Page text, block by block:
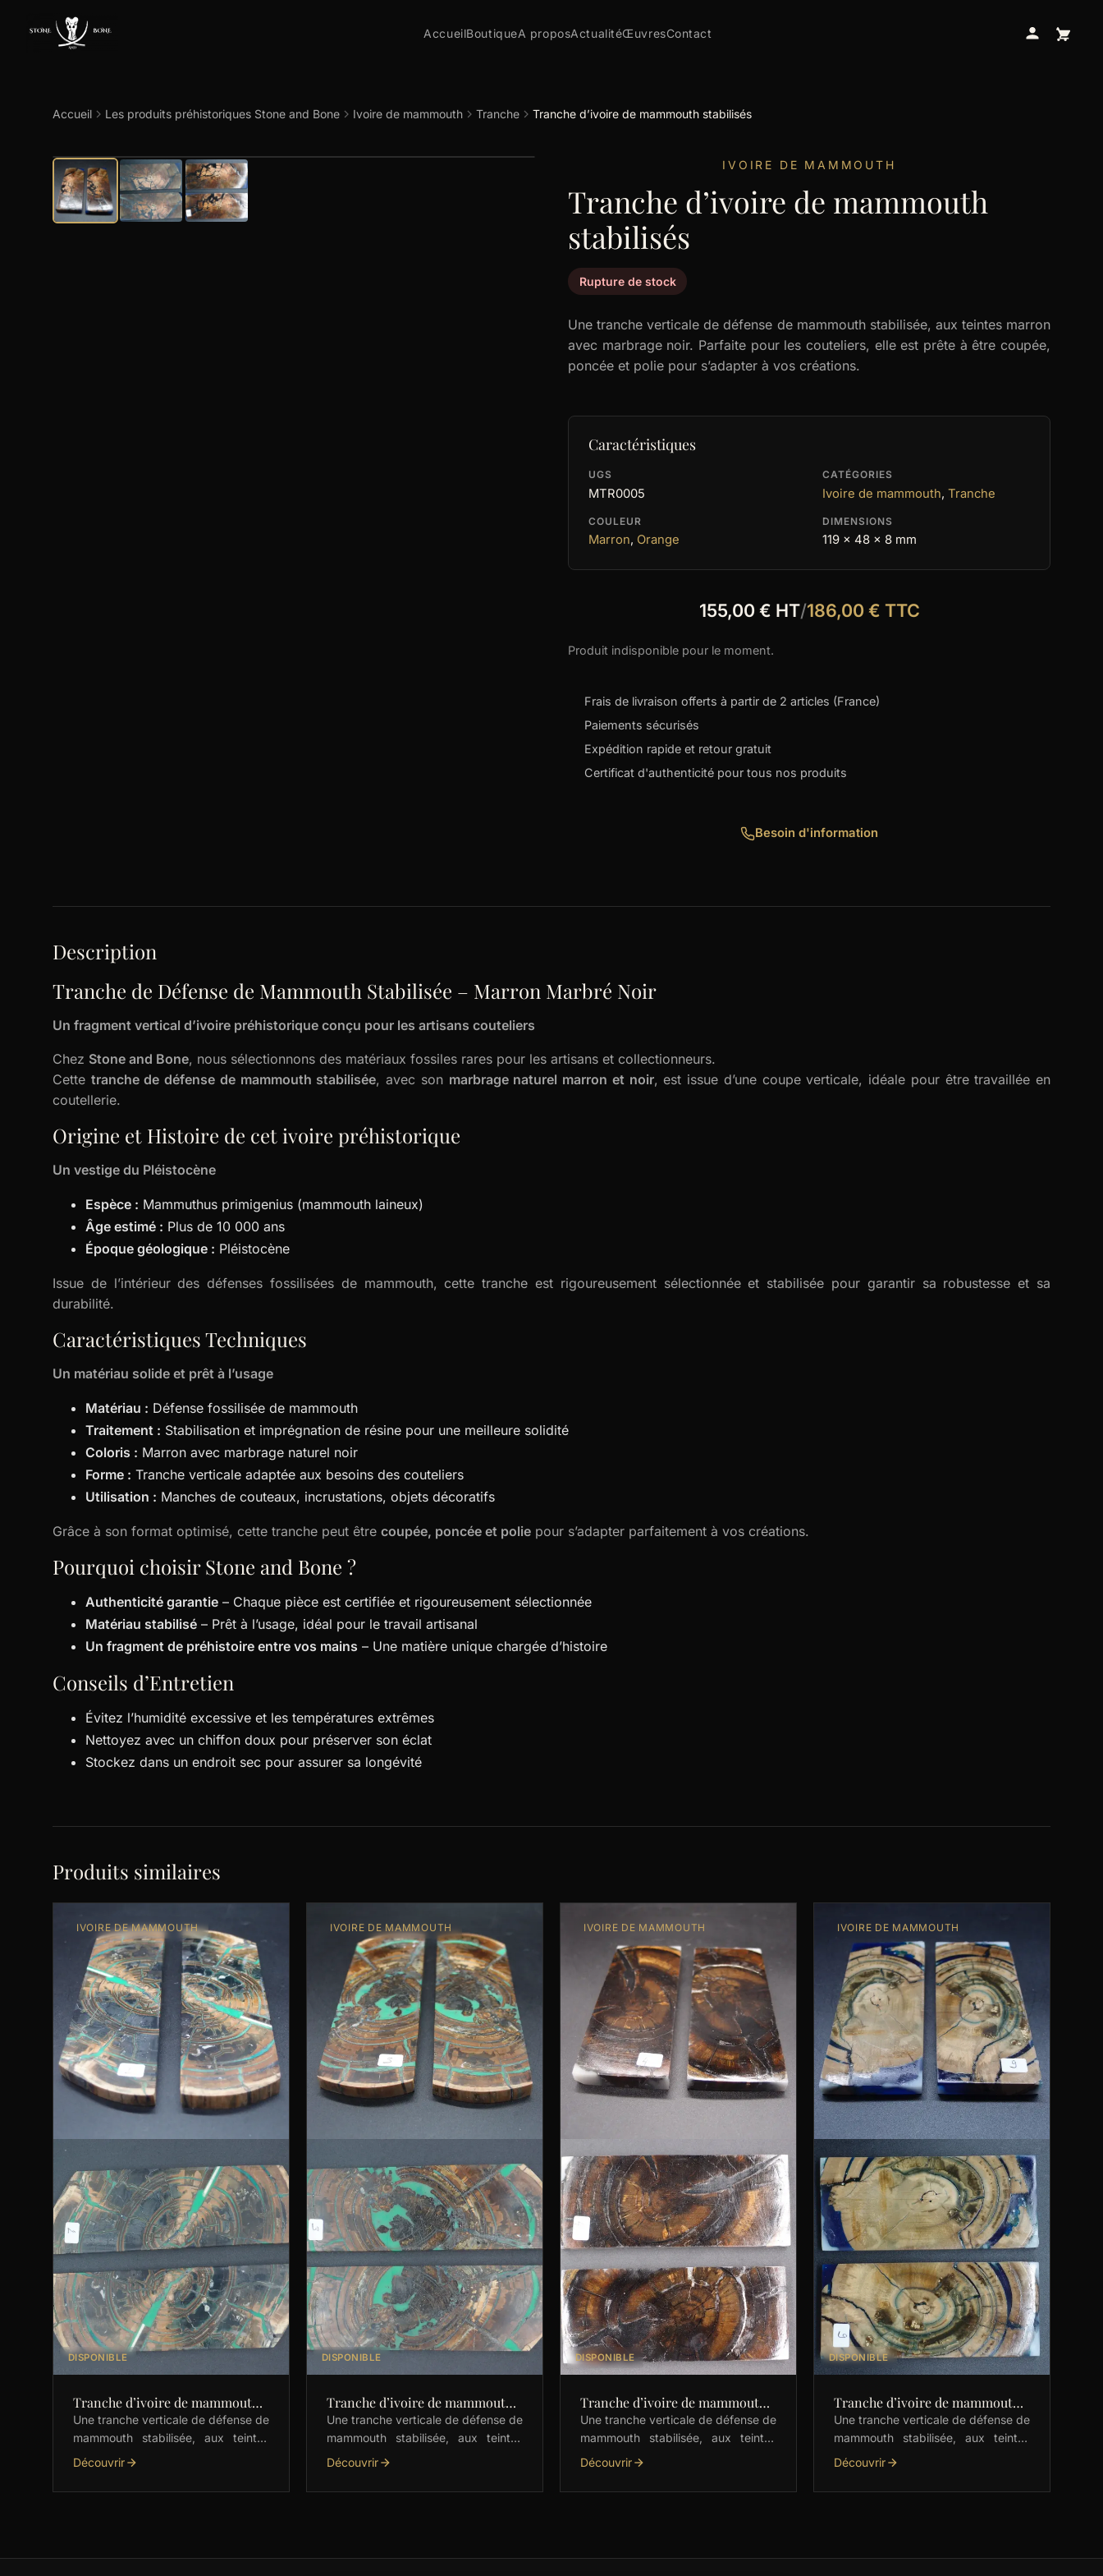
AccueilBoutiqueA proposActualitéŒuvresContact
Accueil Les produits préhistoriques Stone and Bone Ivoire de mammouth Tranche Tranche d’ivoire de mammouth stabilisés
IVOIRE DE MAMMOUTH
Tranche d’ivoire de mammouth
stabilisés
Rupture de stock
Une tranche verticale de défense de mammouth stabilisée, aux teintes marron
avec marbrage noir. Parfaite pour les couteliers, elle est prête à être coupée,
poncée et polie pour s’adapter à vos créations.
Caractéristiques
UGS
MTR0005
CATÉGORIES
Ivoire de mammouth, Tranche
COULEUR
Marron, Orange
DIMENSIONS
119 x 48 x 8 mm
155,00 € HT/186,00 € TTC
Produit indisponible pour le moment.
Frais de livraison offerts à partir de 2 articles (France)
Paiements sécurisés
Expédition rapide et retour gratuit
Certificat d'authenticité pour tous nos produits
Besoin d'information
Description
Tranche de Défense de Mammouth Stabilisée – Marron Marbré Noir
Un fragment vertical d’ivoire préhistorique conçu pour les artisans couteliers
Chez Stone and Bone, nous sélectionnons des matériaux fossiles rares pour les artisans et collectionneurs.
Cette tranche de défense de mammouth stabilisée, avec son marbrage naturel marron et noir, est issue d’une coupe verticale, idéale pour être travaillée en
coutellerie.
Origine et Histoire de cet ivoire préhistorique
Un vestige du Pléistocène
Espèce : Mammuthus primigenius (mammouth laineux)
Âge estimé : Plus de 10 000 ans
Époque géologique : Pléistocène
Issue de l’intérieur des défenses fossilisées de mammouth, cette tranche est rigoureusement sélectionnée et stabilisée pour garantir sa robustesse et sa
durabilité.
Caractéristiques Techniques
Un matériau solide et prêt à l’usage
Matériau : Défense fossilisée de mammouth
Traitement : Stabilisation et imprégnation de résine pour une meilleure solidité
Coloris : Marron avec marbrage naturel noir
Forme : Tranche verticale adaptée aux besoins des couteliers
Utilisation : Manches de couteaux, incrustations, objets décoratifs
Grâce à son format optimisé, cette tranche peut être coupée, poncée et polie pour s’adapter parfaitement à vos créations.
Pourquoi choisir Stone and Bone ?
Authenticité garantie – Chaque pièce est certifiée et rigoureusement sélectionnée
Matériau stabilisé – Prêt à l’usage, idéal pour le travail artisanal
Un fragment de préhistoire entre vos mains – Une matière unique chargée d’histoire
Conseils d’Entretien
Évitez l’humidité excessive et les températures extrêmes
Nettoyez avec un chiffon doux pour préserver son éclat
Stockez dans un endroit sec pour assurer sa longévité
Produits similaires
IVOIRE DE MAMMOUTH
DISPONIBLE
Tranche d’ivoire de mammouth
stabilisés
Une tranche verticale de défense de
mammouth stabilisée, aux teintes
naturelles marron avec une subtile
les couteliers, elle est …
Découvrir
IVOIRE DE MAMMOUTH
DISPONIBLE
Tranche d’ivoire de mammouth
stabilisés
Une tranche verticale de défense de
mammouth stabilisée, aux teintes
naturelles marron avec une subtile
Parfaite pour les couteliers, …
Découvrir
IVOIRE DE MAMMOUTH
DISPONIBLE
Tranche d’ivoire de mammouth
stabilisés
Une tranche verticale de défense de
mammouth stabilisée, aux teintes
marron très sombre. Parfaite pour
coupée, poncée …
Découvrir
IVOIRE DE MAMMOUTH
DISPONIBLE
Tranche d’ivoire de mammouth
stabilisés
Une tranche verticale de défense de
mammouth stabilisée, aux teintes
brunes avec des touches naturelles
elle est prête …
Découvrir